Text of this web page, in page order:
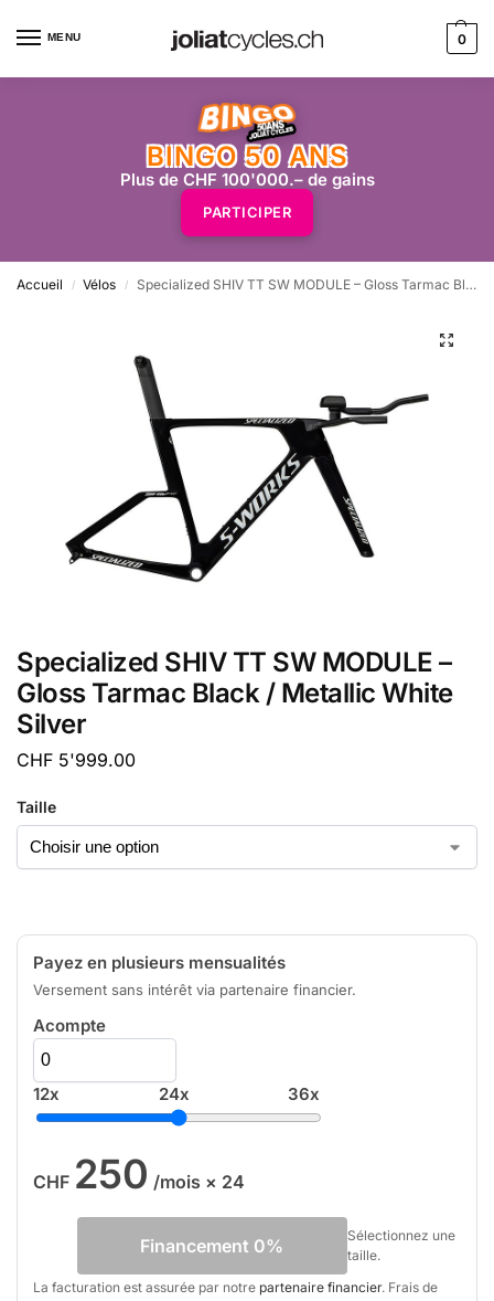
MENU 0
BINGO 50 ANS
Plus de CHF 100'000.– de gains
PARTICIPER
Accueil / Vélos / Specialized SHIV TT SW MODULE – Gloss Tarmac Black / Metallic White Silver
Specialized SHIV TT SW MODULE –
Gloss Tarmac Black / Metallic White
Silver
CHF 5'999.00
Taille
Payez en plusieurs mensualités
Versement sans intérêt via partenaire financier.
Acompte
12x 24x 36x
CHF 250 /mois × 24
Financement 0%
Sélectionnez une
taille.
La facturation est assurée par notre partenaire financier. Frais de